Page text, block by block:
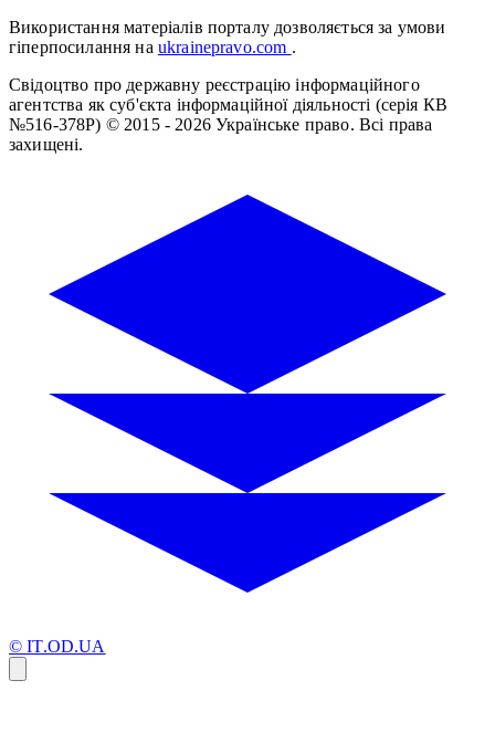
Використання матеріалів порталу дозволяється за умови
гіперпосилання на ukrainepravo.com .
Свідоцтво про державну реєстрацію інформаційного
агентства як суб'єкта інформаційної діяльності (серія КВ
№516-378Р) © 2015 - 2026 Українське право. Всі права
захищені.
© IT.OD.UA